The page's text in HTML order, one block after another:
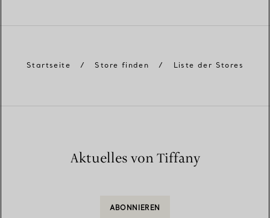
Startseite / Store finden / Liste der Stores
Aktuelles von Tiffany
ABONNIEREN